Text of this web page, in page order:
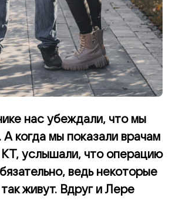
нас убеждали, что мы
когда мы показали врачам
КТ, услышали, что операцию
ведь некоторые
живут. Вдруг и Лере